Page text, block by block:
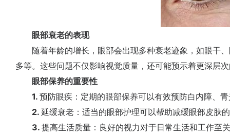
眼部衰老的表现
随着年龄的增长，眼部会出现多种衰老迹象，如眼干、
多等。这些问题不仅影响视觉质量，还可能预示着更深层
眼部保养的重要性
1. 预防眼疾：定期的眼部保养可以有效预防白内障、
2. 延缓衰老：适当的眼部护理可以帮助减缓眼部皮肤
3. 提高生活质量：良好的视力对于日常生活和工作至